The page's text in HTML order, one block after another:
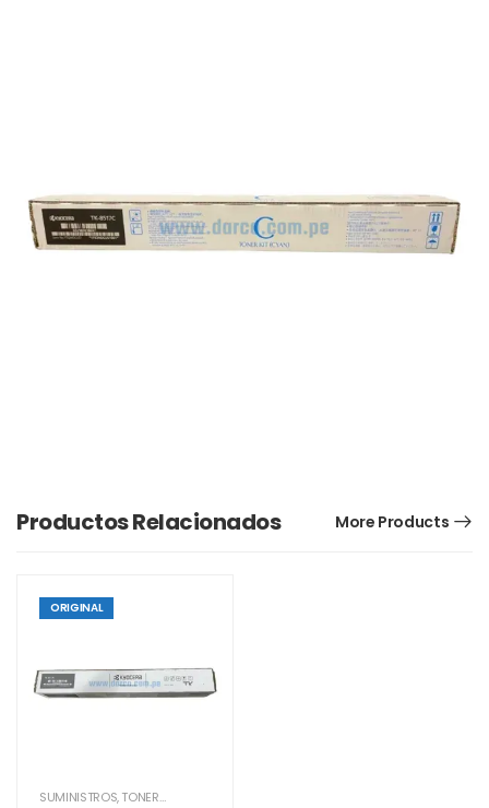
Productos Relacionados More Products
ORIGINAL
SUMINISTROS,TONER KYOCERA